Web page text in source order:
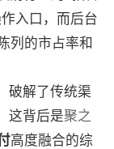
入口，而后台
列的市占率和
破解了传统渠
这背后是聚之
高度融合的综